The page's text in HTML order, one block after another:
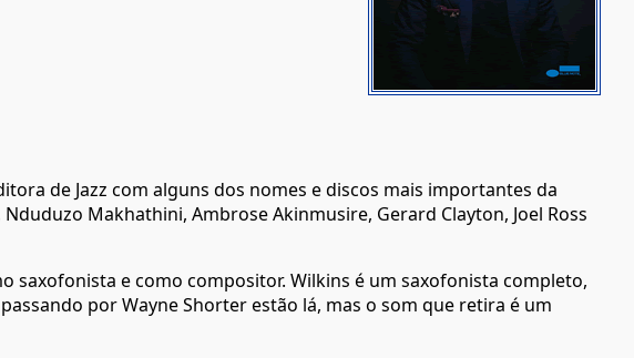
de Jazz com alguns dos nomes e discos mais importantes da
Makhathini, Ambrose Akinmusire, Gerard Clayton, Joel Ross
saxofonista e como compositor. Wilkins é um saxofonista completo,
por Wayne Shorter estão lá, mas o som que retira é um